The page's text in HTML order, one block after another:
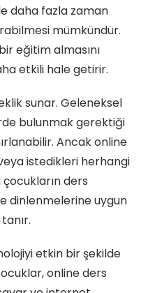
daha fazla zaman
mümkündür.
eğitim almasını
etkili hale getirir.
sunar. Geleneksel
bulunmak gerektiği
Ancak online
istedikleri herhangi
ders
dinlenmelerine uygun
etkin bir şekilde
online ders